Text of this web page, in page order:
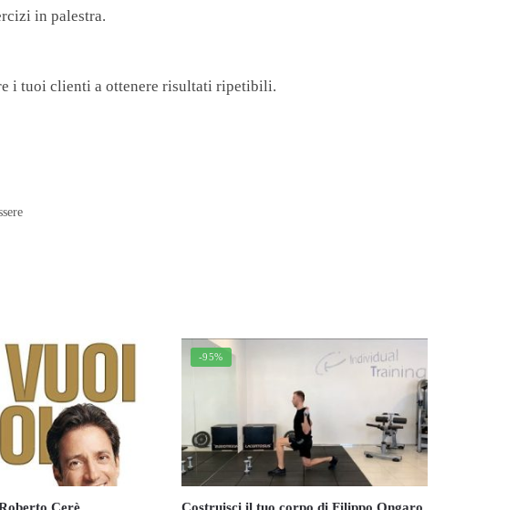
in palestra.
i tuoi clienti a ottenere risultati ripetibili.
Cerè
-95%
Costruisci il tuo corpo di Filippo Ongaro